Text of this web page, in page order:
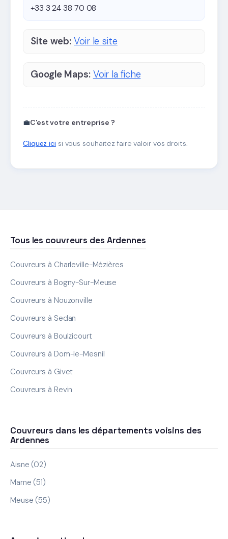
+33 3 24 38 70 08
Site web: Voir le site
Google Maps: Voir la fiche
💼C'est votre entreprise ?
Cliquez icisi vous souhaitez faire valoir vos droits.
Tous les couvreurs des Ardennes
Couvreurs à Charleville-Mézières
Couvreurs à Bogny-Sur-Meuse
Couvreurs à Nouzonville
Couvreurs à Sedan
Couvreurs à Boulzicourt
Couvreurs à Dom-le-Mesnil
Couvreurs à Givet
Couvreurs à Revin
Couvreurs dans les départements voisins des
Ardennes
Aisne (02)
Marne (51)
Meuse (55)